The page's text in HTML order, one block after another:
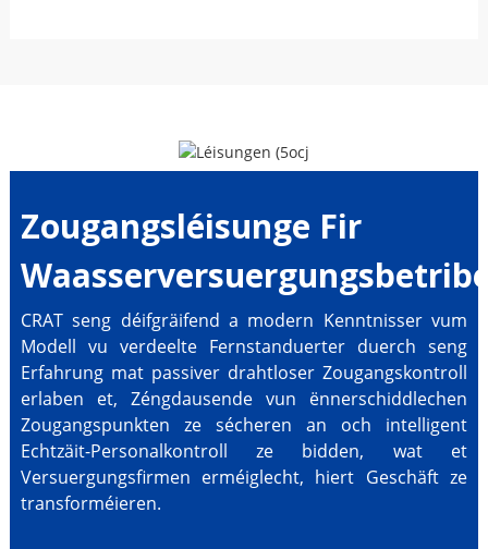
Zougangsléisunge Fir
CRAT seng déifgräifend a modern Kenntnisser vum
Modell vu verdeelte Fernstanduerter duerch seng
Erfahrung mat passiver drahtloser Zougangskontroll
erlaben et, Zéngdausende vun ënnerschiddlechen
Zougangspunkten ze sécheren an och intelligent
Echtzäit-Personalkontroll ze bidden, wat et
Versuergungsfirmen erméiglecht, hiert Geschäft ze
transforméieren.